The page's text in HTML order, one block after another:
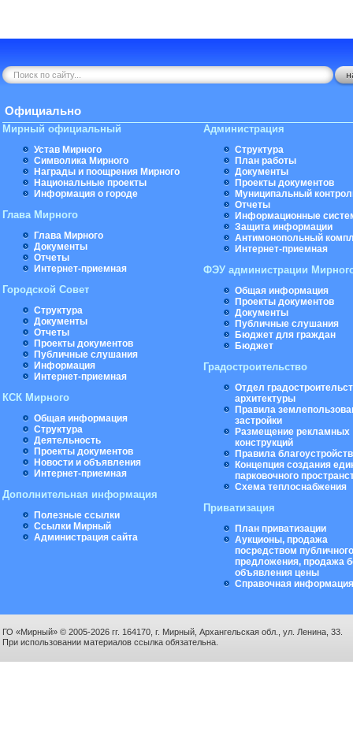
Официально
Мирный официальный
Устав Мирного
Символика Мирного
Награды и поощрения Мирного
Национальные проекты
Информация о городе
Глава Мирного
Глава Мирного
Документы
Отчеты
Интернет-приемная
Городской Совет
Структура
Документы
Отчеты
Проекты документов
Публичные слушания
Информация
Интернет-приемная
КСК Мирного
Общая информация
Структура
Деятельность
Проекты документов
Новости и объявления
Интернет-приемная
Дополнительная информация
Полезные ссылки
Ссылки Мирный
Администрация сайта
Администрация
Структура
План работы
Документы
Проекты документов
Муниципальный
Отчеты
Информационные
Защита информации
Антимонопольный
Интернет-приемная
ФЭУ администрации
Общая информация
Проекты документов
Документы
Публичные слушания
Бюджет для граждан
Бюджет
Градостроительство
Отдел
архитектуры
Правила
застройки
Размещение рекламных
конструкций
Правила
Концепция создания
парковочного
Схема теплоснабжения
Приватизация
План приватизации
Аукционы, продажа
посредством публичного
предложения, продажа
объявления цены
Справочная информация
ГО «Мирный» © 2005-2026 гг. 164170, г. Мирный, Архангельская обл., ул. Ленина, 33.
При использовании материалов ссылка обязательна.